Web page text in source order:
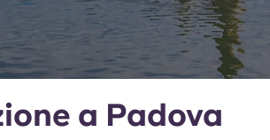
Català
Deutsch
Italian a Padova